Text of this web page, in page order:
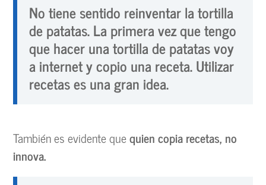
No tiene sentido reinventar la tortilla
de patatas. La primera vez que tengo
que hacer una tortilla de patatas voy
a internet y copio una receta. Utilizar
recetas es una gran idea.
También es evidente quequien copia recetas, no
innova.